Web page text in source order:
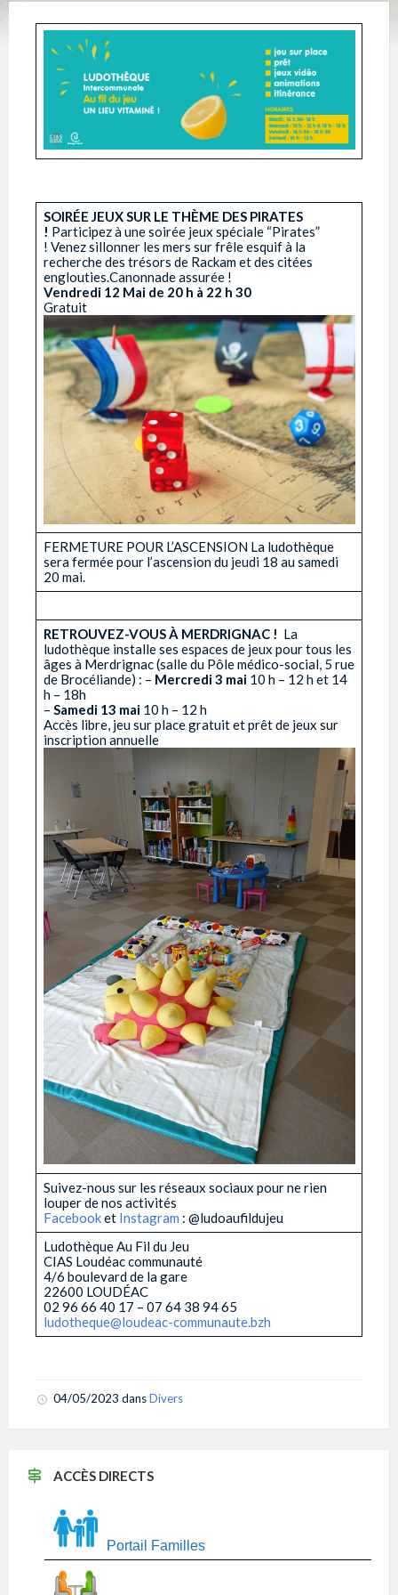
SOIRÉE JEUX SUR LE THÈME DES PIRATES
! Participez à une soirée jeux spéciale “Pirates”
! Venez sillonner les mers sur frêle esquif à la
recherche des trésors de Rackam et des citées
englouties.Canonnade assurée !
Vendredi 12 Mai de 20 h à 22 h 30
Gratuit
FERMETURE POUR L’ASCENSION La ludothèque
sera fermée pour l’ascension du jeudi 18 au samedi
20 mai.
RETROUVEZ-VOUS À MERDRIGNAC ! ­ La
ludothèque installe ses espaces de jeux pour tous les
âges à Merdrignac (salle du Pôle médico-social, 5 rue
de Brocéliande) : – Mercredi 3 mai10 h – 12 h et 14
h – 18h
– Samedi 13 mai 10 h – 12 h
Accès libre, jeu sur place gratuit et prêt de jeux sur
inscription annuelle ­ ­
Suivez-nous sur les réseaux sociaux pour ne rien
louper de nos activités
Facebooket Instagram : @ludoaufildujeu
Ludothèque Au Fil du Jeu
CIAS Loudéac communauté
4/6 boulevard de la gare
22600 LOUDÉAC
02 96 66 40 17 – 07 64 38 94 65
ludotheque@loudeac-communaute.bzh
04/05/2023 dansDivers
ACCÈS DIRECTS
Portail Familles